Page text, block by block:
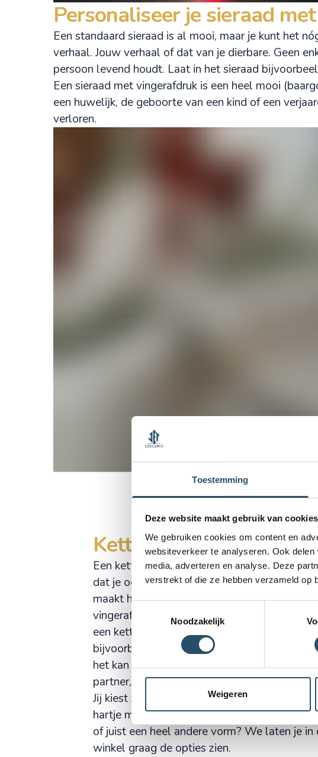
Toestemming
Deze website maakt gebruik van cookies
We gebruiken cookies om content en
websiteverkeer te analyseren. Ook
media, adverteren en analyse. Deze
verstrekt of die ze hebben verzameld op
Noodzakelijk
Weigeren
Personaliseer je sieraad
Een standaard sieraad is al mooi, maar je kunt het
verhaal. Jouw verhaal of dat van je dierbare. Geen
persoon levend houdt. Laat in het sieraad
Een sieraad met vingerafdruk is een heel mooi (
een huwelijk, de geboorte van een kind of een
verloren.
Ketting met
Een ketting met vingerafdruk is een prachtig
dat je ook nog eens dicht bij je hart draagt.
maakt het extra speciaal om juist dit sieraad
vingerafdruk te voorzien. Veel klanten kiezen
een ketting met vingerafdruk als
bijvoorbeeld na het verlies van een dierbare.
het kan ook een prachtig cadeau zijn voor een
partner, ouder of kind.
Jij kiest zelf welke vorm de hanger heeft. Vind
hartje mooi of ga je liever voor een muntje
of juist een heel andere vorm? We laten je in
winkel graag de opties zien.